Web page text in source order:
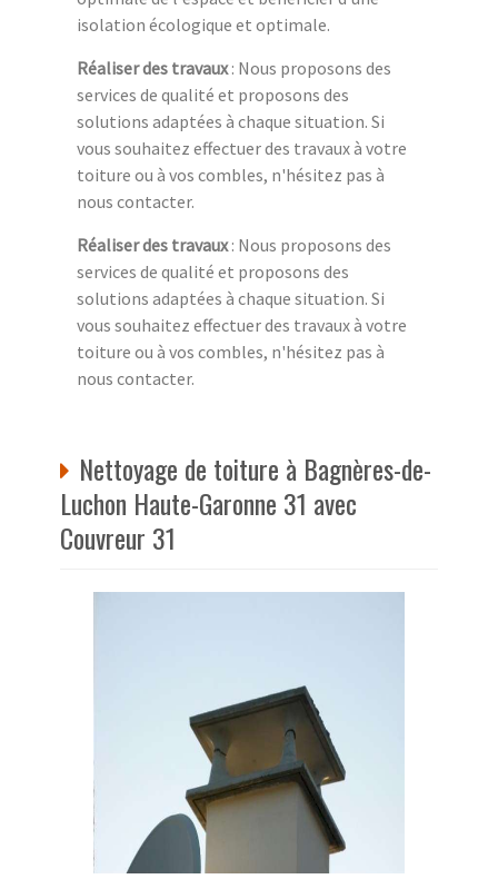
isolation écologique et optimale.
Réaliser des travaux: Nous proposons des
services de qualité et proposons des
solutions adaptées à chaque situation. Si
vous souhaitez effectuer des travaux à votre
toiture ou à vos combles, n'hésitez pas à
nous contacter.
Réaliser des travaux: Nous proposons des
services de qualité et proposons des
solutions adaptées à chaque situation. Si
vous souhaitez effectuer des travaux à votre
toiture ou à vos combles, n'hésitez pas à
nous contacter.
Nettoyage de toiture à Bagnères-de-
Luchon Haute-Garonne 31 avec
Couvreur 31